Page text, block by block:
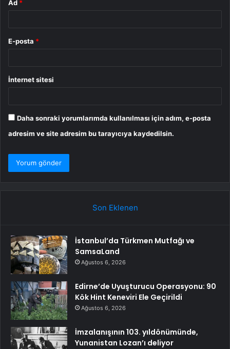
Ad *
E-posta *
İnternet sitesi
Daha sonraki yorumlarımda kullanılması için adım, e-posta
adresim ve site adresim bu tarayıcıya kaydedilsin.
Son Eklenen
İstanbul’da Türkmen Mutfağı ve
SamsaLand
Ağustos 6, 2026
Edirne’de Uyuşturucu Operasyonu: 90
Kök Hint Keneviri Ele Geçirildi
Ağustos 6, 2026
İmzalanışının 103. yıldönümünde,
Yunanistan Lozan’ı deliyor